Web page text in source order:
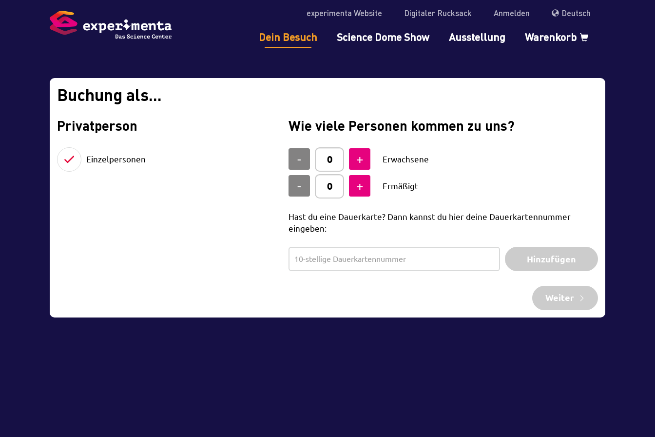
experimenta Website Digitaler Rucksack Anmelden Deutsch
Dein Besuch Science Dome Show Ausstellung Warenkorb
Buchung als...
Privatperson
Einzelpersonen
Wie viele Personen kommen zu uns?
Erwachsene
Ermäßigt
Hast du eine Dauerkarte? Dann kannst du hier deine Dauerkartennummer
eingeben:
Hinzufügen
Weiter